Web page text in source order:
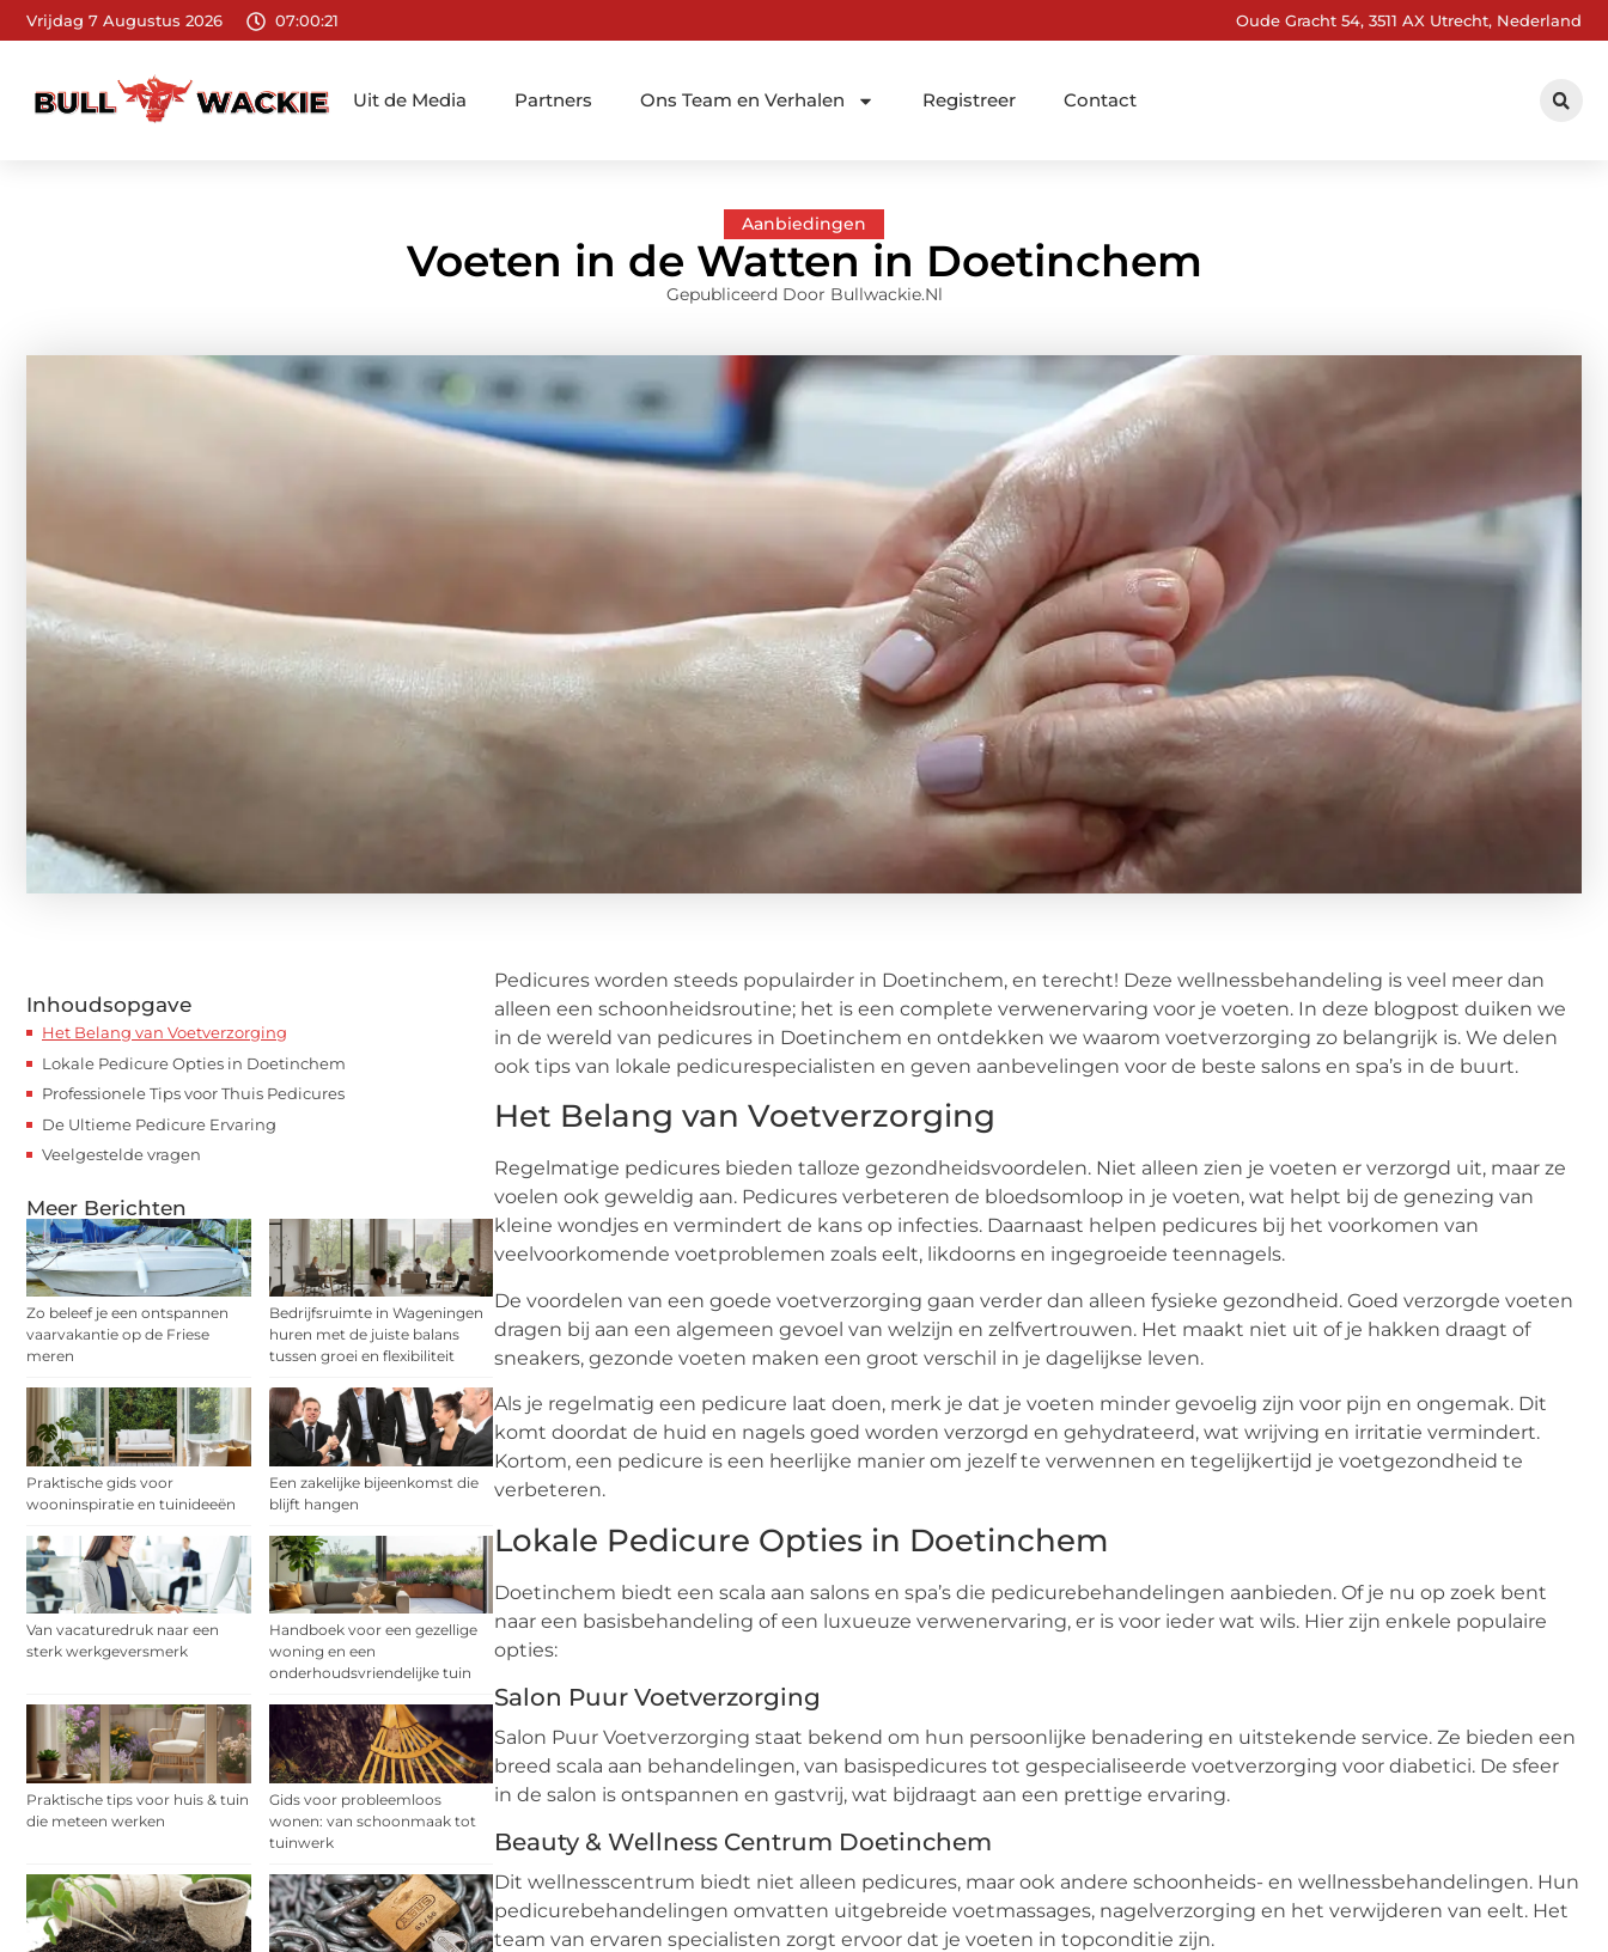
Vrijdag 7 Augustus 2026 07:00:23 Oude Gracht 54, 3511 AX Utrecht, Nederland
Uit de Media Partners Ons Team en Verhalen Registreer Contact
Aanbiedingen
Voeten in de Watten in Doetinchem
Gepubliceerd Door Bullwackie.nl
Inhoudsopgave
Het Belang van Voetverzorging
Lokale Pedicure Opties in Doetinchem
Professionele Tips voor Thuis Pedicures
De Ultieme Pedicure Ervaring
Veelgestelde vragen
Meer Berichten
Zo beleef je een ontspannen
vaarvakantie op de Friese
meren
Bedrijfsruimte in Wageningen
huren met de juiste balans
tussen groei en flexibiliteit
Praktische gids voor
wooninspiratie en tuinideeën
Een zakelijke bijeenkomst die
blijft hangen
Van vacaturedruk naar een
sterk werkgeversmerk
Handboek voor een gezellige
woning en een
onderhoudsvriendelijke tuin
Praktische tips voor huis & tuin
die meteen werken
Gids voor probleemloos
wonen: van schoonmaak tot
tuinwerk
Pedicures worden steeds populairder in Doetinchem, en terecht! Deze wellnessbehandeling is veel meer dan
alleen een schoonheidsroutine; het is een complete verwenervaring voor je voeten. In deze blogpost duiken we
in de wereld van pedicures in Doetinchem en ontdekken we waarom voetverzorging zo belangrijk is. We delen
ook tips van lokale pedicurespecialisten en geven aanbevelingen voor de beste salons en spa’s in de buurt.
Het Belang van Voetverzorging
Regelmatige pedicures bieden talloze gezondheidsvoordelen. Niet alleen zien je voeten er verzorgd uit, maar ze
voelen ook geweldig aan. Pedicures verbeteren de bloedsomloop in je voeten, wat helpt bij de genezing van
kleine wondjes en vermindert de kans op infecties. Daarnaast helpen pedicures bij het voorkomen van
veelvoorkomende voetproblemen zoals eelt, likdoorns en ingegroeide teennagels.
De voordelen van een goede voetverzorging gaan verder dan alleen fysieke gezondheid. Goed verzorgde voeten
dragen bij aan een algemeen gevoel van welzijn en zelfvertrouwen. Het maakt niet uit of je hakken draagt of
sneakers, gezonde voeten maken een groot verschil in je dagelijkse leven.
Als je regelmatig een pedicure laat doen, merk je dat je voeten minder gevoelig zijn voor pijn en ongemak. Dit
komt doordat de huid en nagels goed worden verzorgd en gehydrateerd, wat wrijving en irritatie vermindert.
Kortom, een pedicure is een heerlijke manier om jezelf te verwennen en tegelijkertijd je voetgezondheid te
verbeteren.
Lokale Pedicure Opties in Doetinchem
Doetinchem biedt een scala aan salons en spa’s die pedicurebehandelingen aanbieden. Of je nu op zoek bent
naar een basisbehandeling of een luxueuze verwenervaring, er is voor ieder wat wils. Hier zijn enkele populaire
opties:
Salon Puur Voetverzorging
Salon Puur Voetverzorging staat bekend om hun persoonlijke benadering en uitstekende service. Ze bieden een
breed scala aan behandelingen, van basispedicures tot gespecialiseerde voetverzorging voor diabetici. De sfeer
in de salon is ontspannen en gastvrij, wat bijdraagt aan een prettige ervaring.
Beauty & Wellness Centrum Doetinchem
Dit wellnesscentrum biedt niet alleen pedicures, maar ook andere schoonheids- en wellnessbehandelingen. Hun
pedicurebehandelingen omvatten uitgebreide voetmassages, nagelverzorging en het verwijderen van eelt. Het
team van ervaren specialisten zorgt ervoor dat je voeten in topconditie zijn.